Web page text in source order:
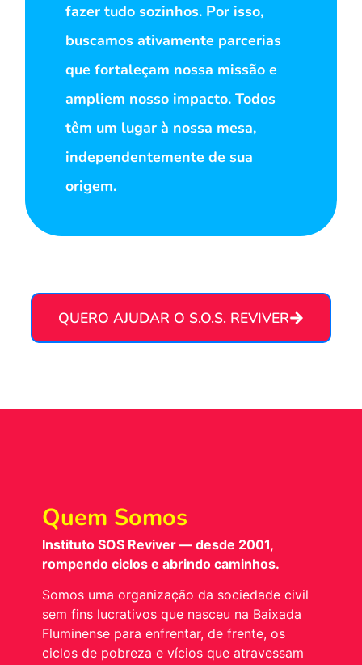
fazer tudo sozinhos. Por isso,
buscamos ativamente parcerias
que fortaleçam nossa missão e
ampliem nosso impacto. Todos
têm um lugar à nossa mesa,
independentemente de sua
origem.
QUERO AJUDAR O S.O.S. REVIVER
Quem Somos
Instituto SOS Reviver — desde 2001,
rompendo ciclos e abrindo caminhos.
Somos uma organização da sociedade civil
sem fins lucrativos que nasceu na Baixada
Fluminense para enfrentar, de frente, os
ciclos de pobreza e vícios que atravessam